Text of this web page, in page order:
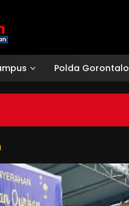
Polda Gorontalo